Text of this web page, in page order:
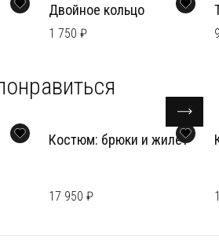
Двойное кольцо
1 750 ₽
Костюм: брюки и жилет
17 950 ₽